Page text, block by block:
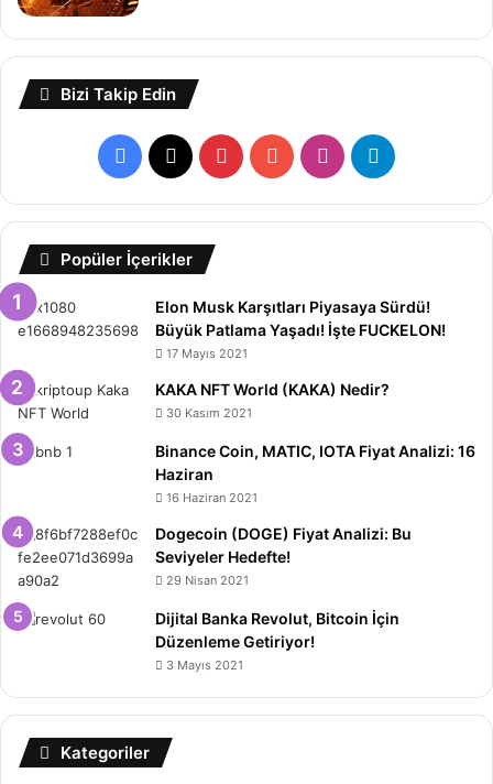
Bizi Takip Edin
Facebook
X PinterestYouTubeInstagramTelegram
Popüler İçerikler
Elon Musk Karşıtları Piyasaya Sürdü!
Büyük Patlama Yaşadı! İşte FUCKELON!
17 Mayıs 2021
KAKA NFT World (KAKA) Nedir?
30 Kasım 2021
Binance Coin, MATIC, IOTA Fiyat Analizi: 16
Haziran
16 Haziran 2021
Dogecoin (DOGE) Fiyat Analizi: Bu
Seviyeler Hedefte!
29 Nisan 2021
Dijital Banka Revolut, Bitcoin İçin
Düzenleme Getiriyor!
3 Mayıs 2021
Kategoriler